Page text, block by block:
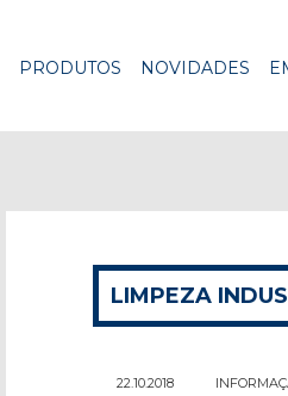
PRODUTOS NOVIDADES
LIMPEZA
22.10.2018